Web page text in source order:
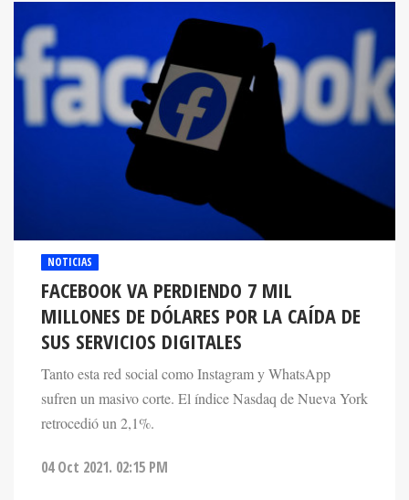
FACEBOOK VA PERDIENDO 7 MIL
MILLONES DE DÓLARES POR LA CAÍDA DE
SUS SERVICIOS DIGITALES
Tanto esta red social como Instagram y WhatsApp
sufren un masivo corte. El índice Nasdaq de Nueva York
retrocedió un 2,1%.